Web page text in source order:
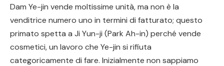
Dam Ye-jin vende moltissime unità, ma non è la
venditrice numero uno in termini di fatturato; questo
primato spetta a Ji Yun-ji (Park Ah-in) perché vende
cosmetici, un lavoro che Ye-jin si rifiuta
categoricamente di fare. Inizialmente non sappiamo